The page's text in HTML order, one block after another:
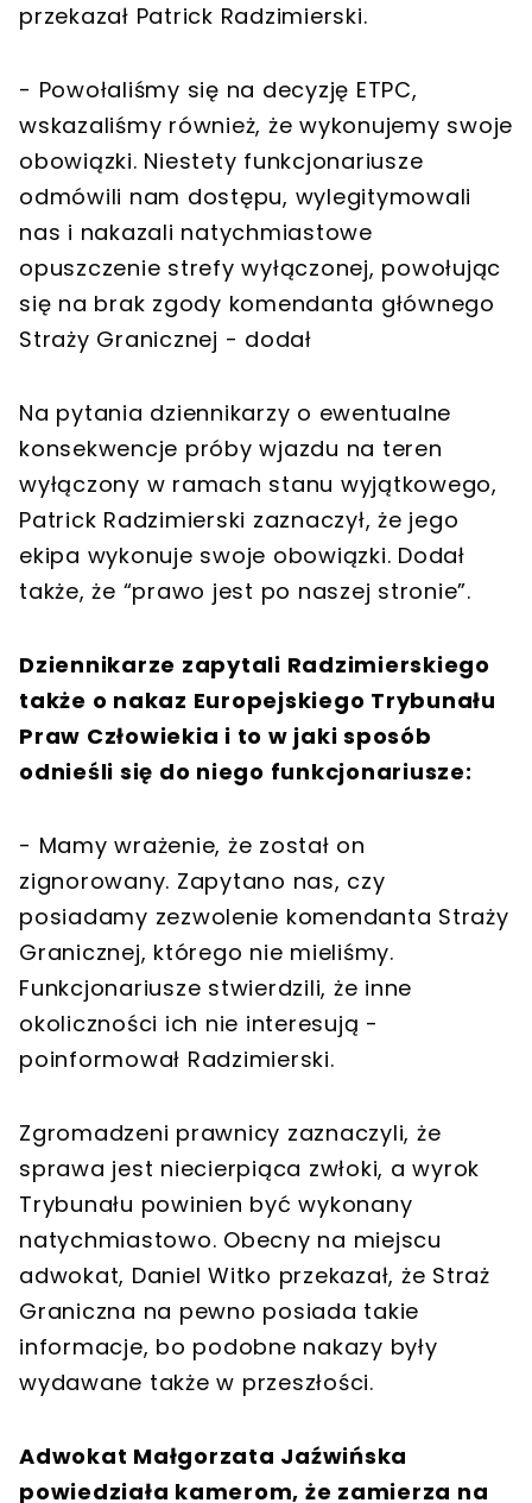
przekazał Patrick Radzimierski.
- Powołaliśmy się na decyzję ETPC,
wskazaliśmy również, że wykonujemy swoje
obowiązki. Niestety funkcjonariusze
odmówili nam dostępu, wylegitymowali
nas i nakazali natychmiastowe
opuszczenie strefy wyłączonej, powołując
się na brak zgody komendanta głównego
Straży Granicznej - dodał
Na pytania dziennikarzy o ewentualne
konsekwencje próby wjazdu na teren
wyłączony w ramach stanu wyjątkowego,
Patrick Radzimierski zaznaczył, że jego
ekipa wykonuje swoje obowiązki. Dodał
także, że “prawo jest po naszej stronie”.
Dziennikarze zapytali Radzimierskiego
także o nakaz Europejskiego Trybunału
Praw Człowiekia i to w jaki sposób
odnieśli się do niego funkcjonariusze:
- Mamy wrażenie, że został on
zignorowany. Zapytano nas, czy
posiadamy zezwolenie komendanta Straży
Granicznej, którego nie mieliśmy.
Funkcjonariusze stwierdzili, że inne
okoliczności ich nie interesują -
poinformował Radzimierski.
Zgromadzeni prawnicy zaznaczyli, że
sprawa jest niecierpiąca zwłoki, a wyrok
Trybunału powinien być wykonany
natychmiastowo. Obecny na miejscu
adwokat, Daniel Witko przekazał, że Straż
Graniczna na pewno posiada takie
informacje, bo podobne nakazy były
wydawane także w przeszłości.
Adwokat Małgorzata Jaźwińska
powiedziała kamerom, że zamierza na